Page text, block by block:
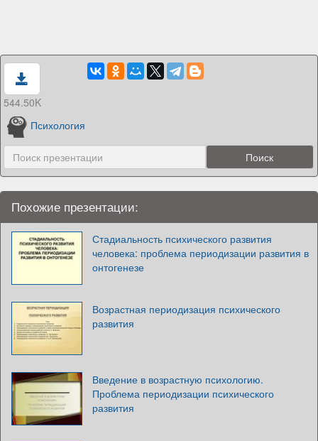
544.50K
Психология
Похожие презентации:
Стадиальность психического развития
человека: проблема периодизации развития в
онтогенезе
Возрастная периодизация психического
развития
Введение в возрастную психологию.
Проблема периодизации психического
развития